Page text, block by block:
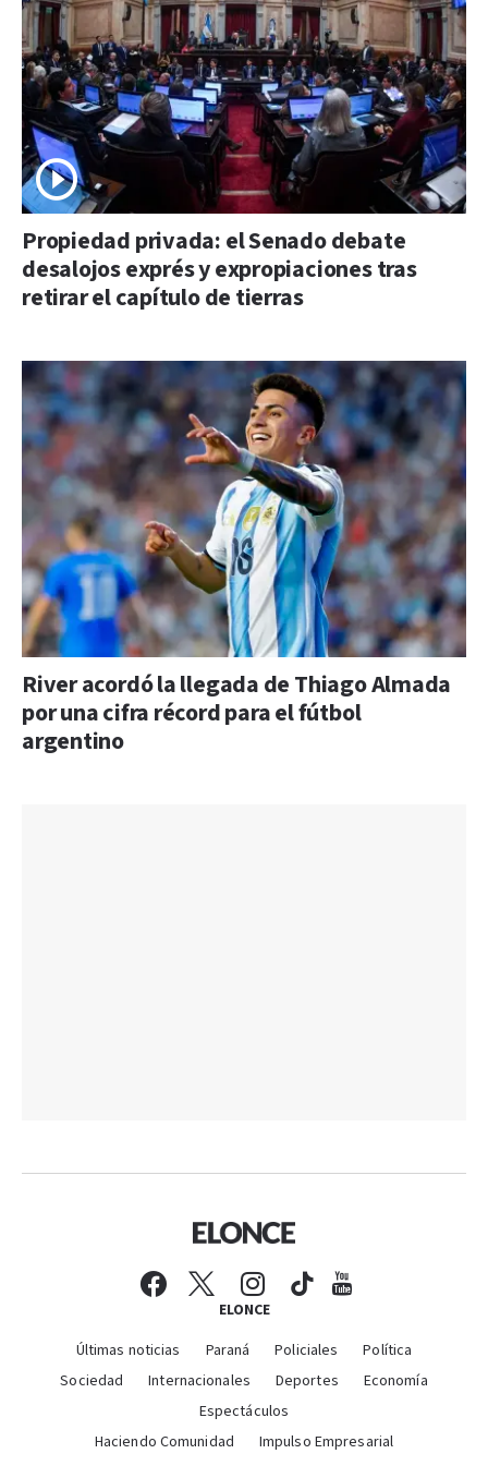
Propiedad privada: el Senado debate
desalojos exprés y expropiaciones tras
retirar el capítulo de tierras
River acordó la llegada de Thiago Almada
por una cifra récord para el fútbol
argentino
ELONCE
Últimas noticias Paraná Policiales
Política
Sociedad
Internacionales Deportes
Economía
Espectáculos
Haciendo Comunidad
Impulso Empresarial